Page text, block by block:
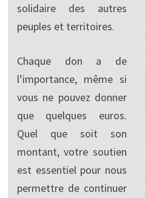
solidaire des autres
peuples et territoires.
Chaque don a de
l’importance, même si
vous ne pouvez donner
que quelques euros.
Quel que soit son
montant, votre soutien
est essentiel pour nous
permettre de continuer